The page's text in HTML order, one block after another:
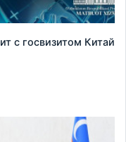
с госвизитом Китай